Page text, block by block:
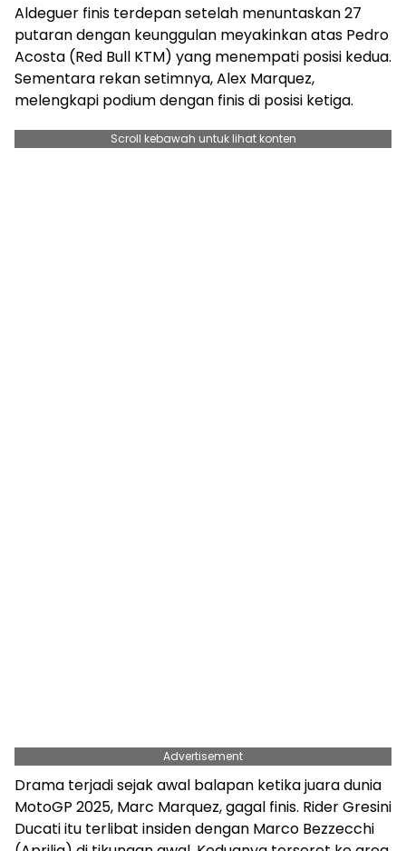
Aldeguer finis terdepan setelah menuntaskan 27
putaran dengan keunggulan meyakinkan atas Pedro
Acosta (Red Bull KTM) yang menempati posisi kedua.
Sementara rekan setimnya, Alex Marquez,
melengkapi podium dengan finis di posisi ketiga.
Scroll kebawah untuk lihat konten
Advertisement
Drama terjadi sejak awal balapan ketika juara dunia
MotoGP 2025, Marc Marquez, gagal finis. Rider Gresini
Ducati itu terlibat insiden dengan Marco Bezzecchi